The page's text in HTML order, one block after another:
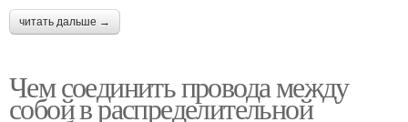
читать дальше →
Чем соединить провода между
собой в распределительной